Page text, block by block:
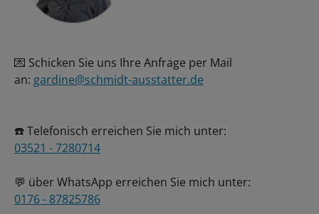
💌 Schicken Sie uns Ihre Anfrage per Mail
an: gardine@schmidt-ausstatter.de
☎️ Telefonisch erreichen Sie mich unter:
03521 - 7280714
💬 über WhatsApp erreichen Sie mich unter:
0176 - 87825786